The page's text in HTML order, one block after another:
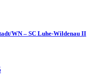
WN – SC Luhe-Wildenau II